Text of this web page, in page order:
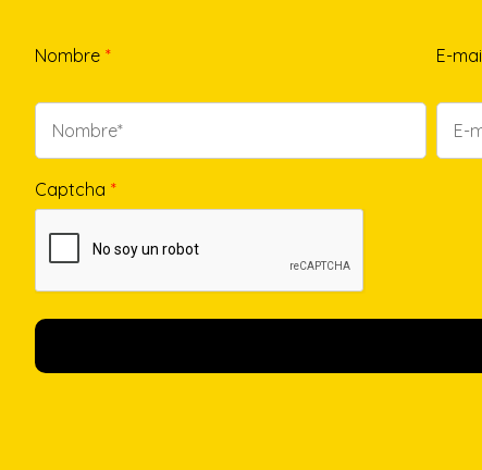
Nombre * E-
Captcha *